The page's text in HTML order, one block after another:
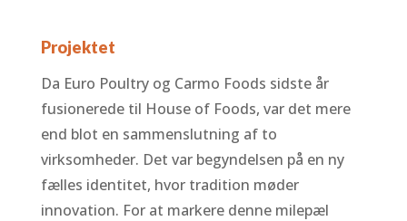
Projektet
Da Euro Poultry og Carmo Foods sidste år
fusionerede til House of Foods, var det mere
end blot en sammenslutning af to
virksomheder. Det var begyndelsen på en ny
fælles identitet, hvor tradition møder
innovation. For at markere denne milepæl